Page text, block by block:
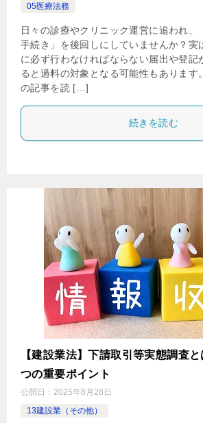
05医療法務
日々の診療やクリニック運営に追われ、
手続き」を後回しにしていませんか？実
に必ず行わなければならない届出や登記
ると過料の対象となる可能性もあります
の記事を読 […]
続きを読む
【建設業法】下請取引等実態調査
つの重要ポイント
公開日： 2025年8月28日
13建設業（その他）